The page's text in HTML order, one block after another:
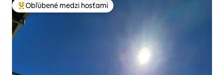
Najobľúbenejšie medzi hosťami
Obľúbené medzi hosťami